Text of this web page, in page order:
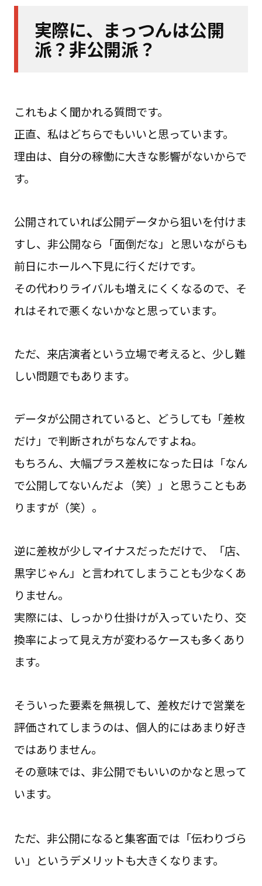
実際に、まっつんは公開
派？非公開派？
これもよく聞かれる質問です。
正直、私はどちらでもいいと思っています。
理由は、自分の稼働に大きな影響がないからで
す。
公開されていれば公開データから狙いを付けま
すし、非公開なら「面倒だな」と思いながらも
前日にホールへ下見に行くだけです。
その代わりライバルも増えにくくなるので、そ
れはそれで悪くないかなと思っています。
ただ、来店演者という立場で考えると、少し難
しい問題でもあります。
データが公開されていると、どうしても「差枚
だけ」で判断されがちなんですよね。
もちろん、大幅プラス差枚になった日は「なん
で公開してないんだよ（笑）」と思うこともあ
りますが（笑）。
逆に差枚が少しマイナスだっただけで、「店、
黒字じゃん」と言われてしまうことも少なくあ
りません。
実際には、しっかり仕掛けが入っていたり、交
換率によって見え方が変わるケースも多くあり
ます。
そういった要素を無視して、差枚だけで営業を
評価されてしまうのは、個人的にはあまり好き
ではありません。
その意味では、非公開でもいいのかなと思って
います。
ただ、非公開になると集客面では「伝わりづら
い」というデメリットも大きくなります。